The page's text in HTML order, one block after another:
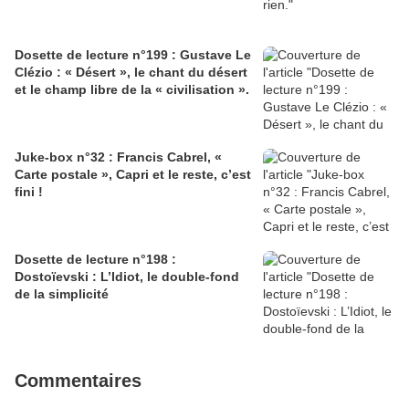
Dosette de lecture n°199 : Gustave Le
Clézio : « Désert », le chant du désert
et le champ libre de la « civilisation ».
Juke-box n°32 : Francis Cabrel, «
Carte postale », Capri et le reste, c’est
fini !
Dosette de lecture n°198 :
Dostoïevski : L’Idiot, le double-fond
de la simplicité
Commentaires